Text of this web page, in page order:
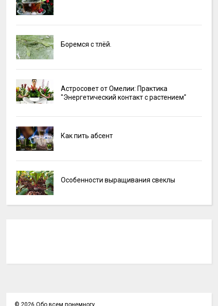
Боремся с тлёй.
Астросовет от Омелии: Практика
"Энергетический контакт с растением"
Как пить абсент
Особенности выращивания свеклы
© 2026 Обо всем понемногу